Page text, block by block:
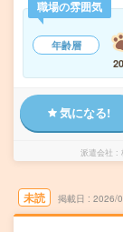
職場の雰囲気
年齢層
気になる!
派遣会社
未読 掲載日 2026/